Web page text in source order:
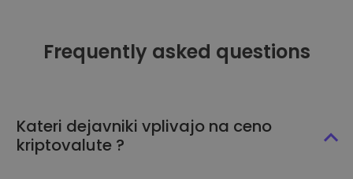
Frequently asked questions
Kateri dejavniki vplivajo na ceno
kriptovalute ?